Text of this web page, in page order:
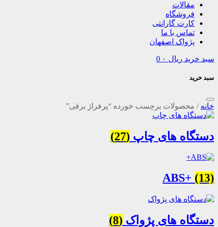
مقالات
فروشگاه
کارت گارانتی
تماس با ما
پژواک اصفهان
سبد خرید ریال 0
سبد خرید
خانه / محصولات برچسب خورده “پرفراژ برقی”
دستگاه های چاپ (27)
ABS+ (13)
دستگاه های پژواک (8)